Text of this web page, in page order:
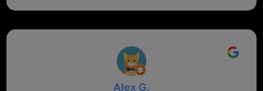
Alex G.